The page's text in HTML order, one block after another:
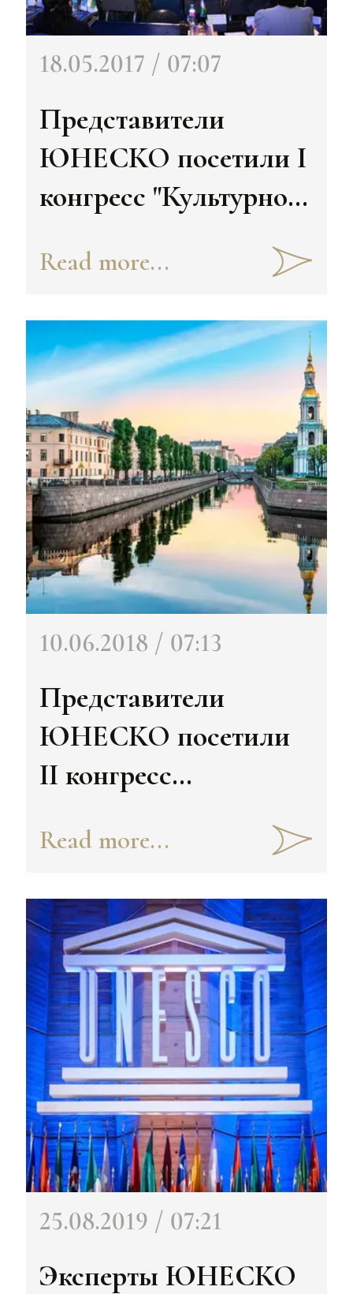
18.05.2017 / 07:07
Представители
ЮНЕСКО посетили I
конгресс "Культурное
Узбекистана"
Read more...
10.06.2018 / 07:13
Представители
ЮНЕСКО посетили
II конгресс
Узбекистана"
Read more...
25.08.2019 / 07:21
Эксперты ЮНЕСКО